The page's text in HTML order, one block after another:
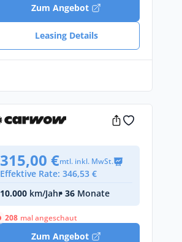
Zum Angebot
Leasing Details
315,00 €mtl. inkl. MwSt.
Effektive Rate: 346,53 €
10.000 km/Jahr• 36 Monate
208 mal angeschaut
Zum Angebot